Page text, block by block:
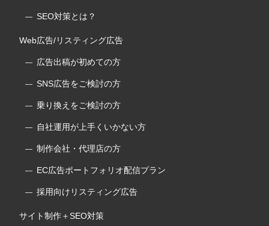
SEO対策とは？
Web広告/リスティング広告
広告出稿が初めての方
SNS広告をご検討の方
乗り換えをご検討の方
自社運用が上手くいかない方
制作会社・代理店の方
EC広告ポートフォリオ配信プラン
採用向けリスティング広告
サイト制作＋SEO対策